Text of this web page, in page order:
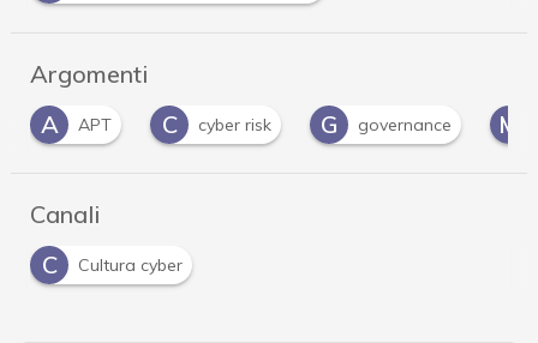
Argomenti
A
APT C cyber risk G governance M
Canali
C
Cultura cyber